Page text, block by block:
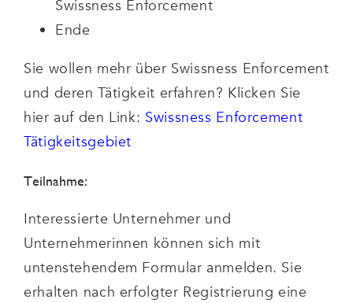
Swissness Enforcement
Ende
Sie wollen mehr über Swissness Enforcement
und deren Tätigkeit erfahren? Klicken Sie
hier auf den Link: Swissness Enforcement
Tätigkeitsgebiet
Teilnahme:
Interessierte Unternehmer und
Unternehmerinnen können sich mit
untenstehendem Formular anmelden. Sie
erhalten nach erfolgter Registrierung eine